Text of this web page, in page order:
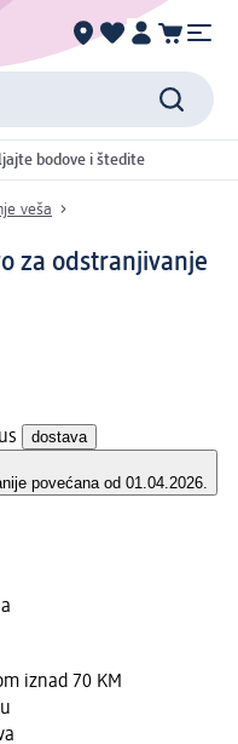
bodove i štedite
veša
za odstranjivanje
dostava
nije povećana od 01.04.2026.
iznad 70 KM